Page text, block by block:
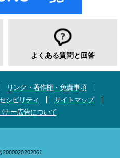
よくある質問と回答
リンク・著作権・免責事項
シビリティ
サイトマップ
ナー広告について
2000020202061